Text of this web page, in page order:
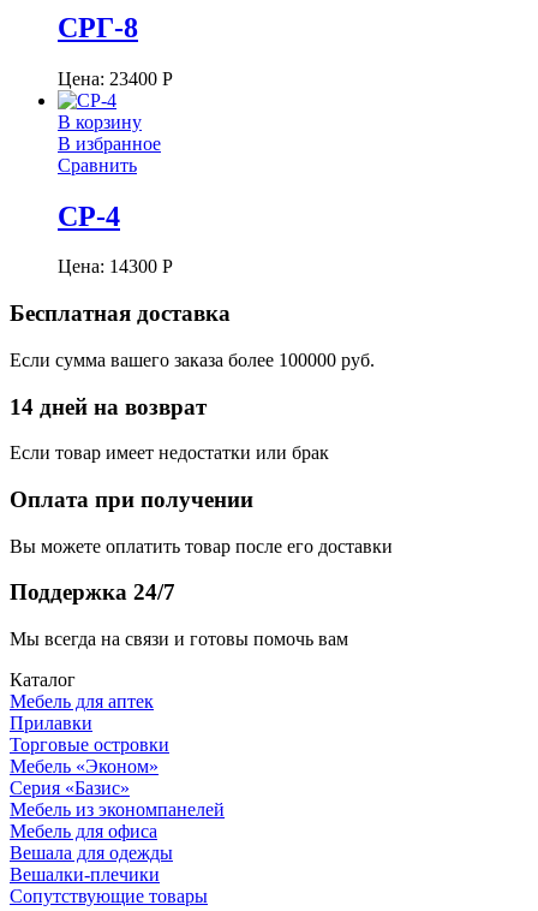
СРГ-8
Цена: 23400 Р
В корзину
В избранное
Сравнить
СР-4
Цена: 14300 Р
Бесплатная доставка
Если сумма вашего заказа более 100000 руб.
14 дней на возврат
Если товар имеет недостатки или брак
Оплата при получении
Вы можете оплатить товар после его доставки
Поддержка 24/7
Мы всегда на связи и готовы помочь вам
Каталог
Мебель для аптек
Прилавки
Торговые островки
Мебель «Эконом»
Серия «Базис»
Мебель из экономпанелей
Мебель для офиса
Вешала для одежды
Вешалки-плечики
Сопутствующие товары